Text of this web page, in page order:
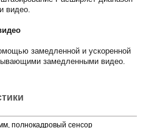
видео.
замедленной и ускоренной
замедленными видео.
полнокадровый сенсор